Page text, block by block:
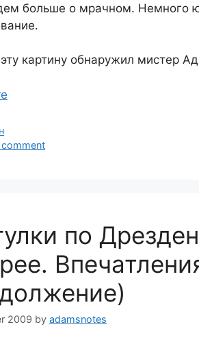
больше о мрачном. Немного
картину обнаружил мистер
comment
по
2009 by adamsnotes